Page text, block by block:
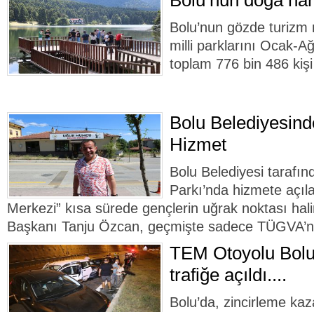
Bolu’nun gözde
milli parklarını Ocak-
toplam 776 bin 486
Bolu
Hizmet
Bolu Belediyesi
Parkı’nda hizmete
Merkezi” kısa sürede gençlerin uğrak noktası
Başkanı Tanju Özcan, geçmişte sadece
TEM Otoyolu
trafiğe açıldı....
Bolu’da, zincirleme